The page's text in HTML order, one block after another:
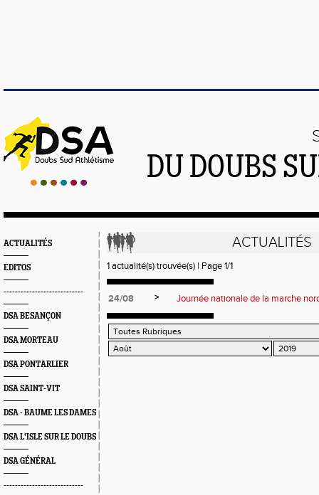
DU DOUBS
ACTUALITÉS
EDITOS
----------------------------
DSA BESANÇON
DSA MORTEAU
DSA PONTARLIER
DSA SAINT-VIT
DSA - BAUME LES DAMES
DSA L'ISLE SUR LE DOUBS
DSA GÉNÉRAL
----------------------------
ACTUALITÉS
1 actualité(s) trouvée(s) | Page 1/1
24/08 > Journée nationale de la marche